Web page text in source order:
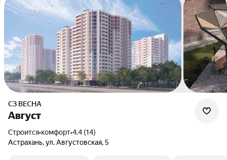
СЗ ВЕСНА
Август
Строится•комфорт•4.4 (14)
Астрахань, ул. Августовская, 5